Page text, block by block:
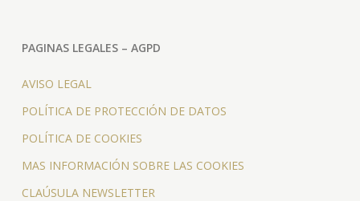
PAGINAS LEGALES – AGPD
AVISO LEGAL
POLÍTICA DE PROTECCIÓN DE DATOS
POLÍTICA DE COOKIES
MAS INFORMACIÓN SOBRE LAS COOKIES
CLAÚSULA NEWSLETTER